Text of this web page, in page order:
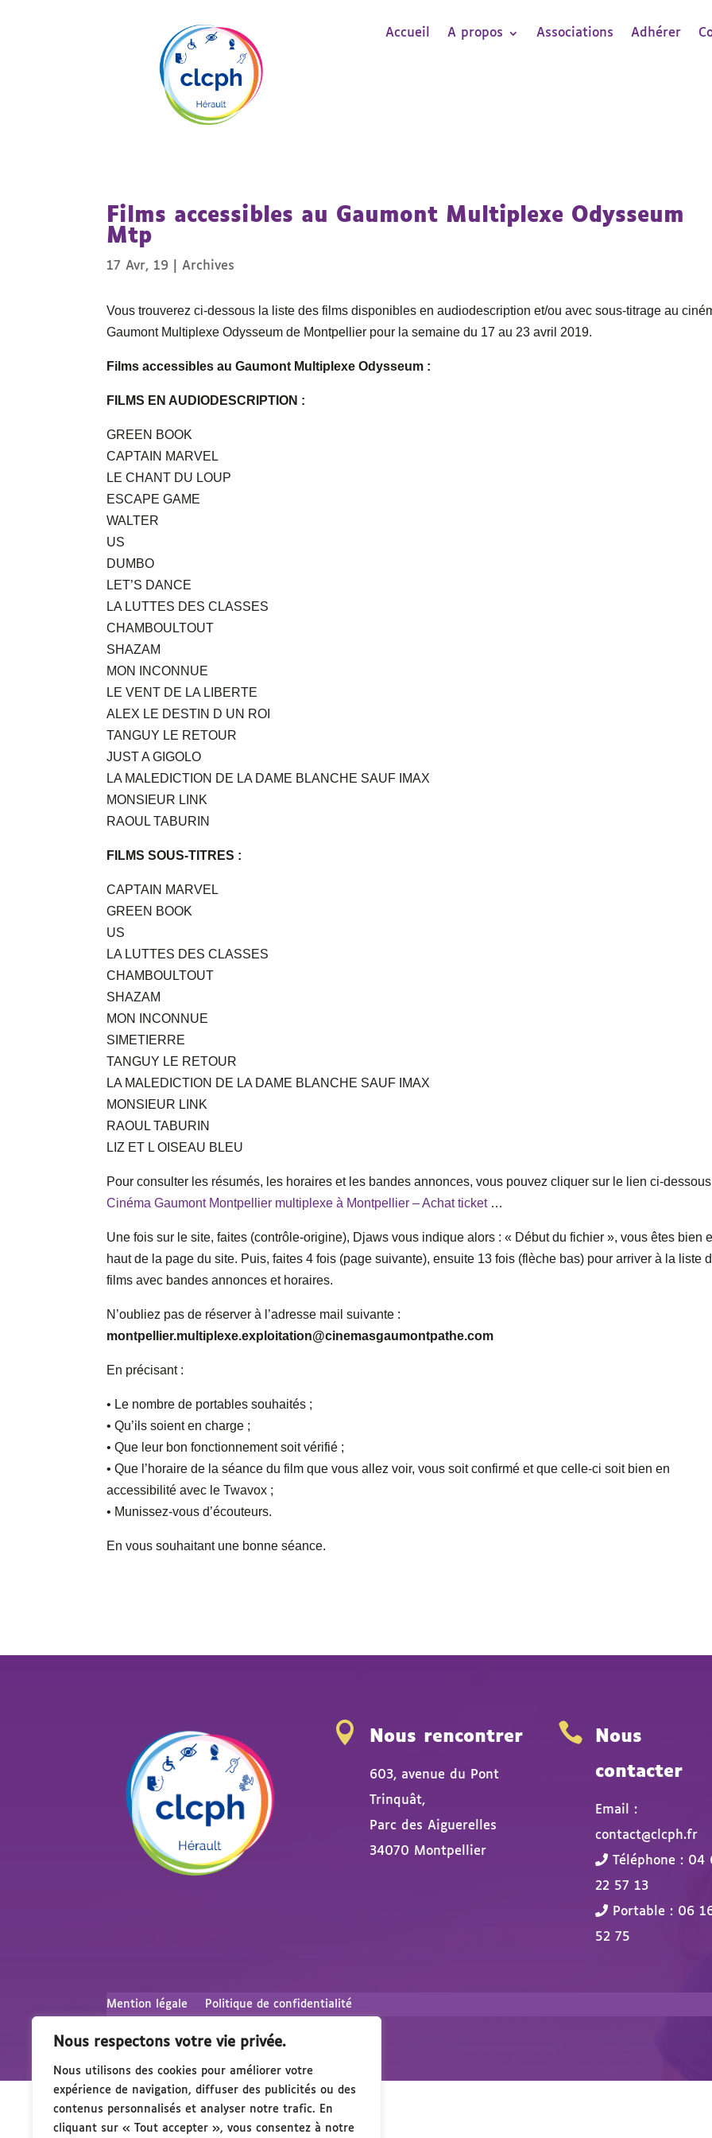
Nous respectons votre vie privée.
Nous utilisons des cookies pour améliorer votre
expérience de navigation, diffuser des publicités ou des
contenus personnalisés et analyser notre trafic. En
cliquant sur « Tout accepter », vous consentez à notre
Accueil A propos Associations Adhérer
Films accessibles au Gaumont Multiplexe Odysseum
Mtp
17 Avr, 19 |Archives
Vous trouverez ci-dessous la liste des films disponibles en audiodescription et/ou avec sous-titrage au
Gaumont Multiplexe Odysseum de Montpellier pour la semaine du 17 au 23 avril 2019.
Films accessibles au Gaumont Multiplexe Odysseum :
FILMS EN AUDIODESCRIPTION :
GREEN BOOK
CAPTAIN MARVEL
LE CHANT DU LOUP
ESCAPE GAME
WALTER
US
DUMBO
LET’S DANCE
LA LUTTES DES CLASSES
CHAMBOULTOUT
SHAZAM
MON INCONNUE
LE VENT DE LA LIBERTE
ALEX LE DESTIN D UN ROI
TANGUY LE RETOUR
JUST A GIGOLO
LA MALEDICTION DE LA DAME BLANCHE SAUF IMAX
MONSIEUR LINK
RAOUL TABURIN
FILMS SOUS-TITRES :
CAPTAIN MARVEL
GREEN BOOK
US
LA LUTTES DES CLASSES
CHAMBOULTOUT
SHAZAM
MON INCONNUE
SIMETIERRE
TANGUY LE RETOUR
LA MALEDICTION DE LA DAME BLANCHE SAUF IMAX
MONSIEUR LINK
RAOUL TABURIN
LIZ ET L OISEAU BLEU
Pour consulter les résumés, les horaires et les bandes annonces, vous pouvez cliquer sur le lien ci-dessous
Cinéma Gaumont Montpellier multiplexe à Montpellier – Achat ticket…
Une fois sur le site, faites (contrôle-origine), Djaws vous indique alors : « Début du fichier », vous êtes bien
haut de la page du site. Puis, faites 4 fois (page suivante), ensuite 13 fois (flèche bas) pour arriver à la liste
films avec bandes annonces et horaires.
N’oubliez pas de réserver à l’adresse mail suivante :
montpellier.multiplexe.exploitation@cinemasgaumontpathe.com
En précisant :
• Le nombre de portables souhaités ;
• Qu’ils soient en charge ;
• Que leur bon fonctionnement soit vérifié ;
• Que l’horaire de la séance du film que vous allez voir, vous soit confirmé et que celle-ci soit bien en
accessibilité avec le Twavox ;
• Munissez-vous d’écouteurs.
En vous souhaitant une bonne séance.
 Nous rencontrer
603, avenue du Pont
Trinquât,
Parc des Aiguerelles
34070 Montpellier

Nous
contacter
Email :
contact@clcph.fr
Téléphone : 04
22 57 13
Portable : 06
52 75
Mention légale Politique de confidentialité